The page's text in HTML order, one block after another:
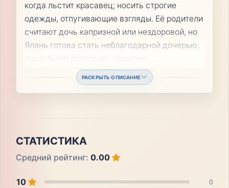
когда льстит красавец; носить строгие
одежды, отпугивающие взгляды. Её родители
считают дочь капризной или нездоровой, но
Ялань готова стать неблагодарной дочерью,
РАСКРЫТЬ ОПИСАНИЕ
СТАТИСТИКА
Средний рейтинг: 0.00
10 0